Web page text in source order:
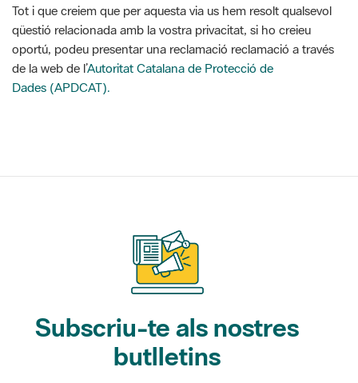
de la web de l’Autoritat Catalana de Protecció de
Dades (APDCAT).
Subscriu-te als nostres
butlletins
Gaudim als Parcs (activitats)